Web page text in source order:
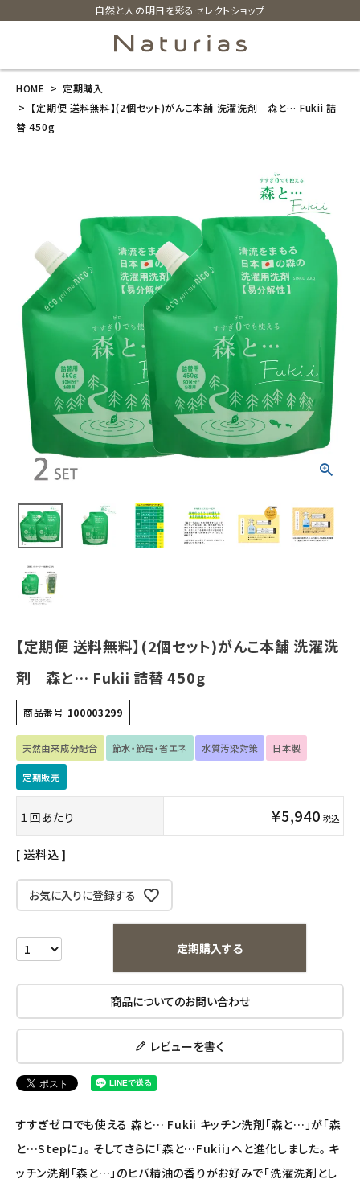
自然と人の明日を彩るセレクトショップ
search
【定期便 送料
無料】(2個セッ
ト)がんこ本舗
洗濯洗剤 森
と… Fukii 詰
替 450g
5,940 (税込)
ホーム
新商品
カテゴリーから探す
美容・コスメ・香水
衛生用品
フェムケア
インナー・下着・ナイトウェア
キッズ・ベビー・マタニティ
キッチン用品
フード・ドリンク
定期購入
オリジナルブランド
エコメイト
ナチュラプラス
アルマウィン
HOME
定期購入
【定期便 送料無料】(2個セット)がんこ本舗 洗濯洗剤 森と… Fukii 詰
替 450g
【定期便 送料無料】(2個セット)がんこ本舗 洗濯洗
剤 森と… Fukii 詰替 450g
商品番号 100003299
天然由来成分配合 節水・節電・省エネ 水質汚染対策 日本製
定期販売
１回あたり ¥5,940 税込
送料込
お気に入りに登録する
定期購入する
商品についてのお問い合わせ
レビューを書く
すすぎゼロでも使える 森と… Fukii キッチン洗剤「森と…」が「森
と…Stepに」。 そしてさらに「森と…Fukii」へと進化しました。 キ
ッチン洗剤「森と…」のヒバ精油の香りがお好みで「洗濯洗剤とし